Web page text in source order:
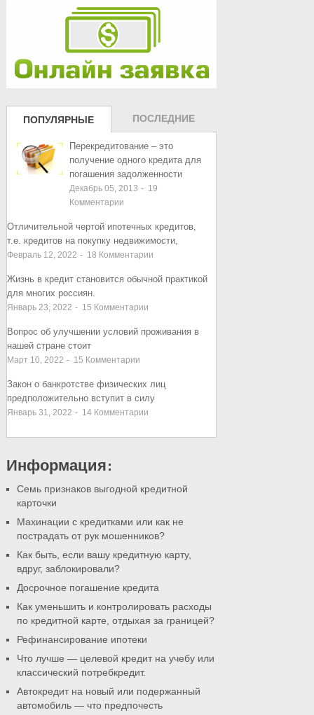
ПОПУЛЯРНЫЕ
ЗАПИСИ
ПОСЛЕДНИЕ
ЗАПИСИ
Перекредитование – это
получение одного кредита для
погашения задолженности
Декабрь 05, 2013 - 19
Комментарии
Отличительной чертой ипотечных кредитов,
т.е. кредитов на покупку недвижимости,
Февраль 12, 2022 - 18 Комментарии
Жизнь в кредит становится обычной практикой
для многих россиян.
Январь 23, 2022 - 15 Комментарии
Вопрос об улучшении условий проживания в
нашей стране стоит
Март 10, 2022 - 15 Комментарии
Закон о банкротстве физических лиц
предположительно вступит в силу
Январь 31, 2022 - 14Комментарии
Информация:
Семь признаков выгодной кредитной
карточки
Махинации с кредитками или как не
пострадать от рук мошенников?
Как быть, если вашу кредитную карту,
вдруг, заблокировали?
Досрочное погашение кредита
Как уменьшить и контролировать расходы
по кредитной карте, отдыхая за границей?
Рефинансирование ипотеки
Что лучше — целевой кредит на учебу или
классический потребкредит.
Автокредит на новый или подержанный
автомобиль — что предпочесть